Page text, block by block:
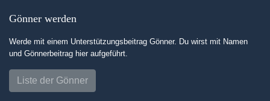
Gönner werden
Werde mit einem Unterstützungsbeitrag Gönner. Du wirst mit Namen
und Gönnerbeitrag hier aufgeführt.
Liste der Gönner